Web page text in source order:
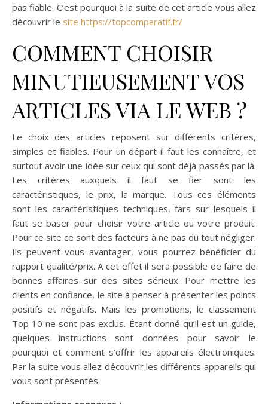
pas fiable. C’est pourquoi à la suite de cet article vous allez
découvrir le site https://topcomparatif.fr/
COMMENT CHOISIR
MINUTIEUSEMENT VOS
ARTICLES VIA LE WEB ?
Le choix des articles reposent sur différents critères,
simples et fiables. Pour un départ il faut les connaître, et
surtout avoir une idée sur ceux qui sont déjà passés par là.
Les critères auxquels il faut se fier sont: les
caractéristiques, le prix, la marque. Tous ces éléments
sont les caractéristiques techniques, fars sur lesquels il
faut se baser pour choisir votre article ou votre produit.
Pour ce site ce sont des facteurs à ne pas du tout négliger.
Ils peuvent vous avantager, vous pourrez bénéficier du
rapport qualité/prix. A cet effet il sera possible de faire de
bonnes affaires sur des sites sérieux. Pour mettre les
clients en confiance, le site à penser à présenter les points
positifs et négatifs. Mais les promotions, le classement
Top 10 ne sont pas exclus. Étant donné qu’il est un guide,
quelques instructions sont données pour savoir le
pourquoi et comment s’offrir les appareils électroniques.
Par la suite vous allez découvrir les différents appareils qui
vous sont présentés.